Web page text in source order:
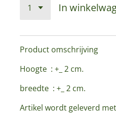
In
Product omschrijving
Hoogte : +_ 2 cm.
breedte : +_ 2 cm.
Artikel wordt geleverd